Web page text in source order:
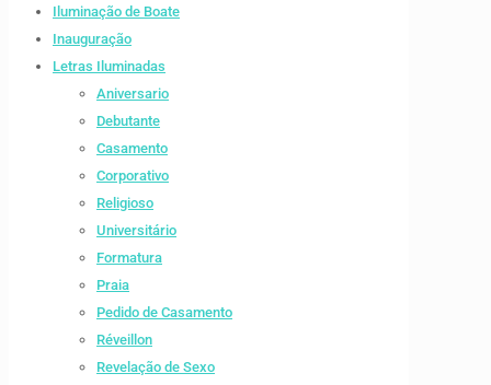
Iluminação de Boate
Inauguração
Letras Iluminadas
Aniversario
Debutante
Casamento
Corporativo
Religioso
Universitário
Formatura
Praia
Pedido de Casamento
Réveillon
Revelação de Sexo